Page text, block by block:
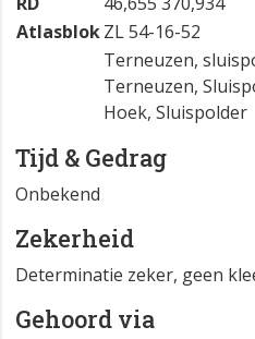
AtlasblokZL 54-16-52
Terneuzen,
Terneuzen,
Hoek, Sluispolder
Tijd & Gedrag
Onbekend
Zekerheid
Determinatie zeker, geen
Gehoord via